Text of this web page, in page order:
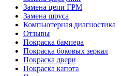
Замена цепи ГРМ
Замена шруса
Компьютерная диагностика
Отзывы
Покраска бампера
Покраска боковых зеркал
Покраска двери
Покраска капота